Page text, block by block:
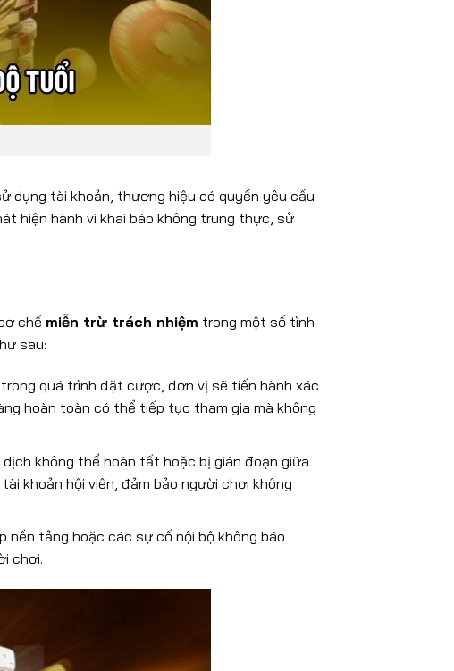
dụng tài khoản, thương hiệu có quyền yêu cầu
hiện hành vi khai báo không trung thực, sử
chế miễn trừ trách nhiệm trong một số tình
sau:
quá trình đặt cược, đơn vị sẽ tiến hành xác
hoàn toàn có thể tiếp tục tham gia mà không
không thể hoàn tất hoặc bị gián đoạn giữa
khoản hội viên, đảm bảo người chơi không
nền tảng hoặc các sự cố nội bộ không báo
chơi.